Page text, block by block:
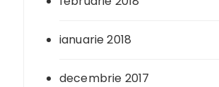
ianuarie 2018
decembrie 2017